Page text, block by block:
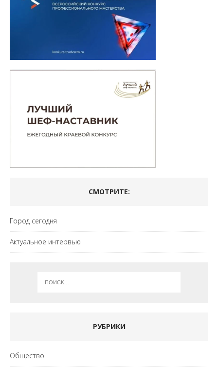
СМОТРИТЕ:
Город сегодня
Актуальное интервью
РУБРИКИ
Общество